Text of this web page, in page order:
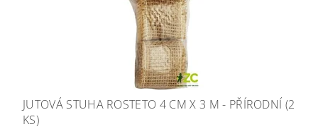
JUTOVÁ STUHA ROSTETO 4 CM X 3 M - PŘÍRODNÍ (2
KS)